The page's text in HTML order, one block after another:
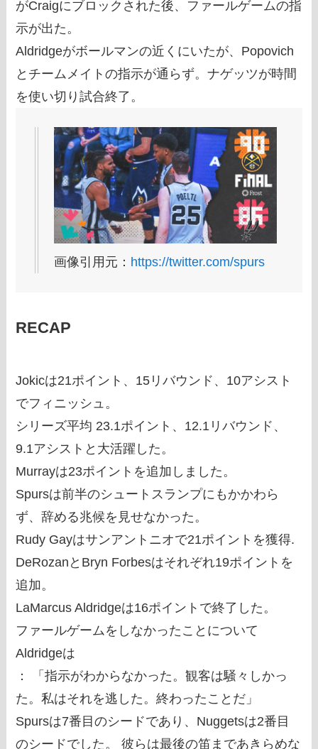
がCraigにブロックされた後、ファールゲームの指
示が出た。
Aldridgeがボールマンの近くにいたが、Popovich
とチームメイトの指示が通らず。ナゲッツが時間
を使い切り試合終了。
画像引用元： https://twitter.com/spurs
RECAP
Jokicは21ポイント、15リバウンド、10アシスト
でフィニッシュ。
シリーズ平均 23.1ポイント、12.1リバウンド、
9.1アシストと大活躍した。
Murrayは23ポイントを追加しました。
Spursは前半のシュートスランプにもかかわら
ず、辞める兆候を見せなかった。
Rudy Gayはサンアントニオで21ポイントを獲得.
DeRozanとBryn Forbesはそれぞれ19ポイントを
追加。
LaMarcus Aldridgeは16ポイントで終了した。
ファールゲームをしなかったことについて
Aldridgeは
： 「指示がわからなかった。観客は騒々しかっ
た。私はそれを逃した。終わったことだ」
Spursは7番目のシードであり、Nuggetsは2番目
のシードでした。 彼らは最後の笛まであきらめな